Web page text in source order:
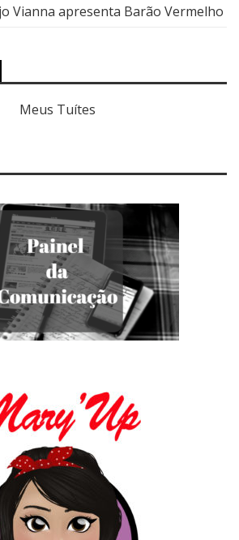
Vianna apresenta Barão Vermelho
Meus Tuítes